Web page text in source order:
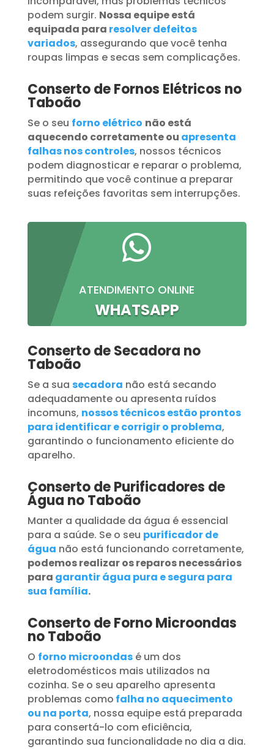
podem surgir. Nossa equipe está
equipada para resolver defeitos
variados, assegurando que você tenha
roupas limpas e secas sem complicações.
Conserto de Fornos Elétricos no
Taboão
Se o seu forno elétrico não está
aquecendo corretamente ou apresenta
falhas nos controles, nossos técnicos
podem diagnosticar e reparar o problema,
permitindo que você continue a preparar
suas refeições favoritas sem interrupções.

ATENDIMENTO ONLINE
WHATSAPP
Conserto de Secadora no
Taboão
Se a sua secadora não está secando
adequadamente ou apresenta ruídos
incomuns, nossos técnicos estão prontos
para identificar e corrigir o problema,
garantindo o funcionamento eficiente do
aparelho.
Conserto de Purificadores de
Água no Taboão
Manter a qualidade da água é essencial
para a saúde. Se o seu purificador de
água não está funcionando corretamente,
podemos realizar os reparos necessários
para garantir água pura e segura para
sua família.
Conserto de Forno Microondas
no Taboão
O forno microondasé um dos
eletrodomésticos mais utilizados na
cozinha. Se o seu aparelho apresenta
problemas como falha no aquecimento
ou na porta, nossa equipe está preparada
para consertá-lo com eficiência,
garantindo sua funcionalidade no dia a dia.